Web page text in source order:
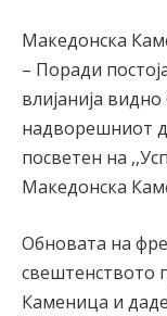
Македонска
– Поради
влијанија
надворешниот
посветен на
Македонска
Обновата на
свештенството
Каменица и